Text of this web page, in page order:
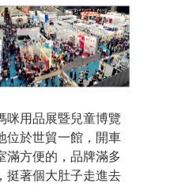
咪用品展暨兒童博覽
位於世貿一館，開車
滿方便的，品牌滿多
挺著個大肚子走進去